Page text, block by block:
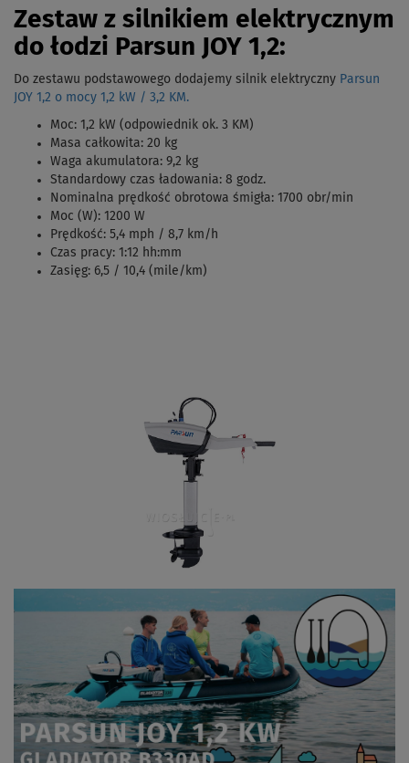
Zestaw z silnikiem elektrycznym
do łodzi Parsun JOY 1,2:
Do zestawu podstawowego dodajemy silnik elektryczny Parsun
JOY 1,2 o mocy 1,2 kW / 3,2 KM.
Moc: 1,2 kW (odpowiednik ok. 3 KM)
Masa całkowita: 20 kg
Waga akumulatora: 9,2 kg
Standardowy czas ładowania: 8 godz.
Nominalna prędkość obrotowa śmigła: 1700 obr/min
Moc (W): 1200 W
Prędkość: 5,4 mph / 8,7 km/h
Czas pracy: 1:12 hh:mm
Zasięg: 6,5 / 10,4 (mile/km)